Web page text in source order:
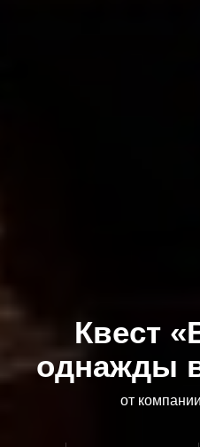
Квест
однажды
от компании